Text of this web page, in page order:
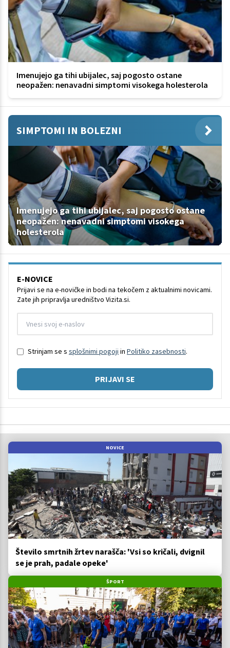
Imenujejo ga tihi ubijalec, saj pogosto ostane
neopažen: nenavadni simptomi visokega holesterola
SIMPTOMI IN BOLEZNI
Imenujejo ga tihi ubijalec, saj pogosto ostane
neopažen: nenavadni simptomi visokega
holesterola
E-NOVICE
Prijavi se na e-novičke in bodi na tekočem z aktualnimi novicami.
Zate jih pripravlja uredništvo Vizita.si.
Strinjam se s splošnimi pogoji in Politiko zasebnosti.
PRIJAVI SE
NOVICE
Število smrtnih žrtev narašča: 'Vsi so kričali, dvignil
se je prah, padale opeke'
ŠPORT